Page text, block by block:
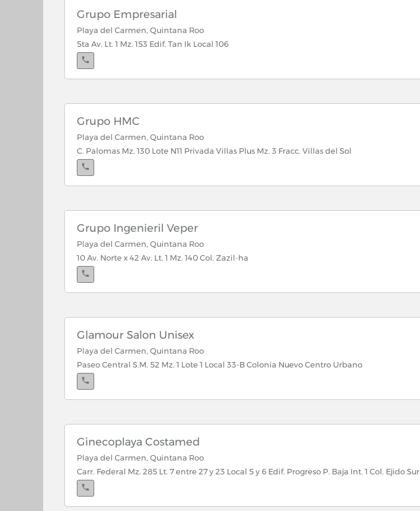
Grupo Empresarial
Playa del Carmen, Quintana Roo
5ta Av. Lt. 1 Mz. 153 Edif. Tan Ik Local 106
Grupo HMC
Playa del Carmen, Quintana Roo
C. Palomas Mz. 130 Lote N11 Privada Villas Plus Mz. 3 Fracc. Villas del Sol
Grupo Ingenieril Veper
Playa del Carmen, Quintana Roo
10 Av. Norte x 42 Av. Lt. 1 Mz. 140 Col. Zazil-ha
Glamour Salon Unisex
Playa del Carmen, Quintana Roo
Paseo Central S.M. 52 Mz. 1 Lote 1 Local 33-B Colonia Nuevo Centro Urbano
Ginecoplaya Costamed
Playa del Carmen, Quintana Roo
Carr. Federal Mz. 285 Lt. 7 entre 27 y 23 Local 5 y 6 Edif. Progreso P. Baja Int. 1 Col. Ejido Sur